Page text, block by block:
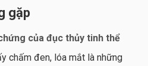
gặp
của đục thủy tinh thể
chấm đen, lóa mắt là những